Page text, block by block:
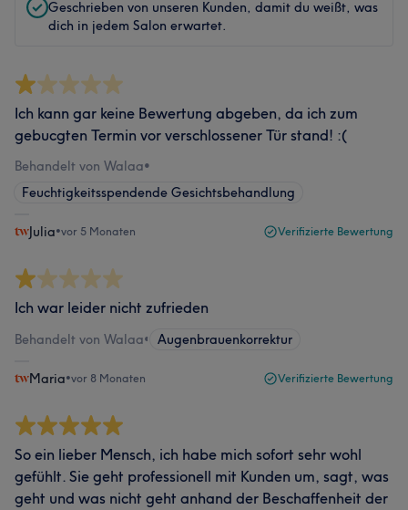
Geschrieben von unseren Kunden, damit du weißt, was
dich in jedem Salon erwartet.
Ich kann gar keine Bewertung abgeben, da ich zum
gebucgten Termin vor verschlossener Tür stand! :(
Behandelt von Walaa•
Feuchtigkeitsspendende Gesichtsbehandlung
Julia•vor 5 Monaten Verifizierte Bewertung
Ich war leider nicht zufrieden
Behandelt von Walaa• Augenbrauenkorrektur
Maria•vor 8 Monaten Verifizierte Bewertung
So ein lieber Mensch, ich habe mich sofort sehr wohl
gefühlt. Sie geht professionell mit Kunden um, sagt, was
geht und was nicht geht anhand der Beschaffenheit der